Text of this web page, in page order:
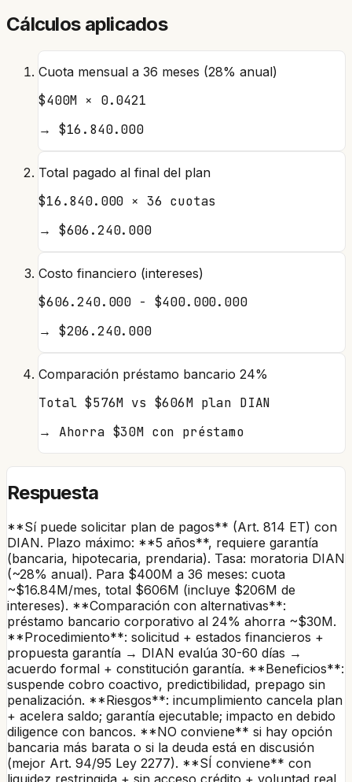
Cálculos aplicados
Cuota mensual a 36 meses (28% anual)
$400M × 0.0421
→ $16.840.000
Total pagado al final del plan
$16.840.000 × 36 cuotas
→ $606.240.000
Costo financiero (intereses)
$606.240.000 - $400.000.000
→ $206.240.000
Comparación préstamo bancario 24%
Total $576M vs $606M plan DIAN
→ Ahorra $30M con préstamo
Respuesta
**Sí puede solicitar plan de pagos** (Art. 814 ET) con
DIAN. Plazo máximo: **5 años**, requiere garantía
(bancaria, hipotecaria, prendaria). Tasa: moratoria DIAN
(~28% anual). Para $400M a 36 meses: cuota
~$16.84M/mes, total $606M (incluye $206M de
intereses). **Comparación con alternativas**:
préstamo bancario corporativo al 24% ahorra ~$30M.
**Procedimiento**: solicitud + estados financieros +
propuesta garantía → DIAN evalúa 30-60 días →
acuerdo formal + constitución garantía. **Beneficios**:
suspende cobro coactivo, predictibilidad, prepago sin
penalización. **Riesgos**: incumplimiento cancela plan
+ acelera saldo; garantía ejecutable; impacto en debido
diligence con bancos. **NO conviene** si hay opción
bancaria más barata o si la deuda está en discusión
(mejor Art. 94/95 Ley 2277). **SÍ conviene** con
liquidez restringida + sin acceso crédito + voluntad real